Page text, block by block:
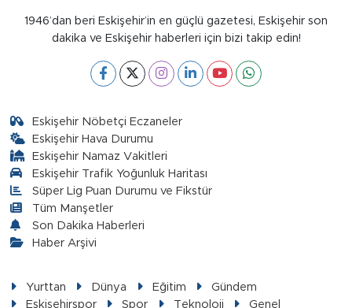
1946’dan beri Eskişehir’in en güçlü gazetesi, Eskişehir son
dakika ve Eskişehir haberleri için bizi takip edin!
Eskişehir Nöbetçi Eczaneler
Eskişehir Hava Durumu
Eskişehir Namaz Vakitleri
Eskişehir Trafik Yoğunluk Haritası
Süper Lig Puan Durumu ve Fikstür
Tüm Manşetler
Son Dakika Haberleri
Haber Arşivi
Yurttan Dünya Eğitim
Gündem
Eskişehirspor
Spor Teknoloji Genel